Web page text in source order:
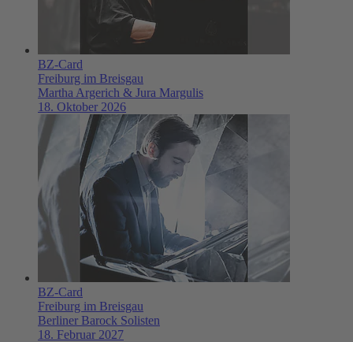
BZ-Card
Freiburg im Breisgau
Martha Argerich & Jura Margulis
18. Oktober 2026
BZ-Card
Freiburg im Breisgau
Berliner Barock Solisten
18. Februar 2027